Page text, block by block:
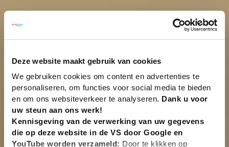
Deze website maakt gebruik van cookies
We gebruiken cookies om content en advertenties te
personaliseren, om functies voor social media te bieden
en om ons websiteverkeer te analyseren. Dank u voor
uw steun aan ons werk!
Kennisgeving van de verwerking van uw gegevens
die op deze website in de VS door Google en
YouTube worden verzameld: Door te klikken op